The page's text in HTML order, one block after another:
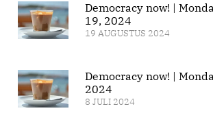
Democracy now! |
19, 2024
19 AUGUSTUS 2024
Democracy now! |
2024
8 JULI 2024